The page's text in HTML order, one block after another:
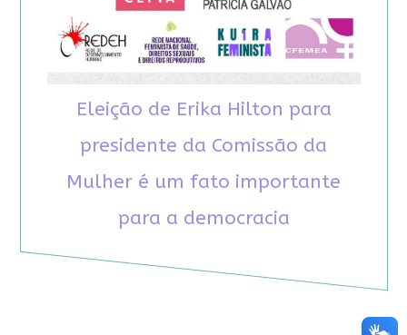
Eleição de Erika Hilton para
presidente da Comissão da
Mulher é um fato importante
para a democracia